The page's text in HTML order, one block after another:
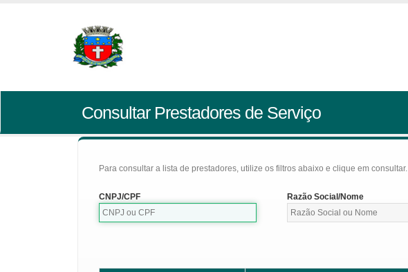
Consultar Prestadores de Serviço
Para consultar a lista de prestadores, utilize os filtros abaixo e clique em consultar.
CNPJ/CPF Razão Social/Nome